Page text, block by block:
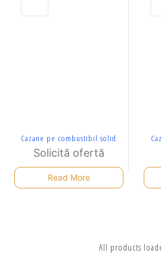
Cazane pe combustibil solid
Solicită ofertă
Read More
All products